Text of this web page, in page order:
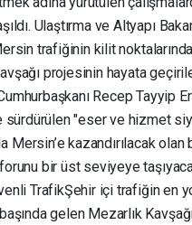
Ulaştırma ve Altyapı
trafiğinin kilit
projesinin hayata
Recep Tayyip
sürdürülen "eser ve hizmet
Mersin’e kazandırılacak olan
bir üst seviyeye
Trafik ​Şehir içi trafiğin en
gelen Mezarlık